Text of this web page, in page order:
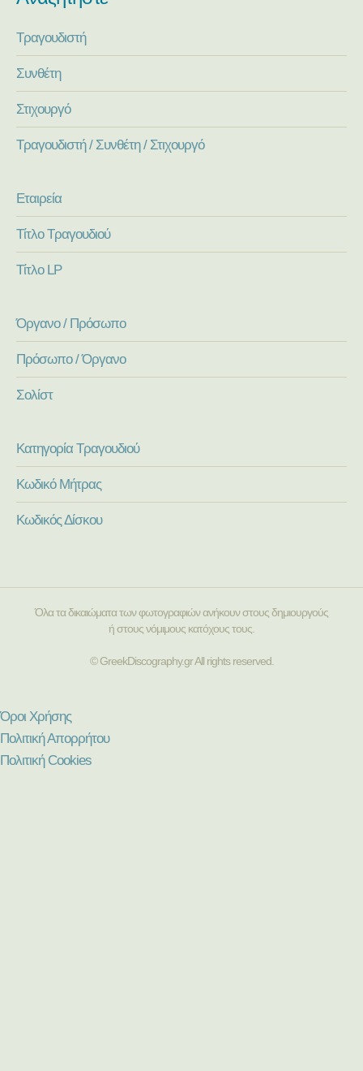
Τραγουδιστή
Συνθέτη
Στιχουργό
Τραγουδιστή / Συνθέτη / Στιχουργό
Εταιρεία
Τίτλο Τραγουδιού
Τίτλο LP
Όργανο / Πρόσωπο
Πρόσωπο / Όργανο
Σολίστ
Κατηγορία Τραγουδιού
Κωδικό Μήτρας
Κωδικός Δίσκου
Όλα τα δικαιώματα των φωτογραφιών ανήκουν στους δημιουργούς
ή στους νόμιμους κατόχους τους.
© GreekDiscography.gr All rights reserved.
Όροι Χρήσης
Πολιτική Απορρήτου
Πολιτική Cookies